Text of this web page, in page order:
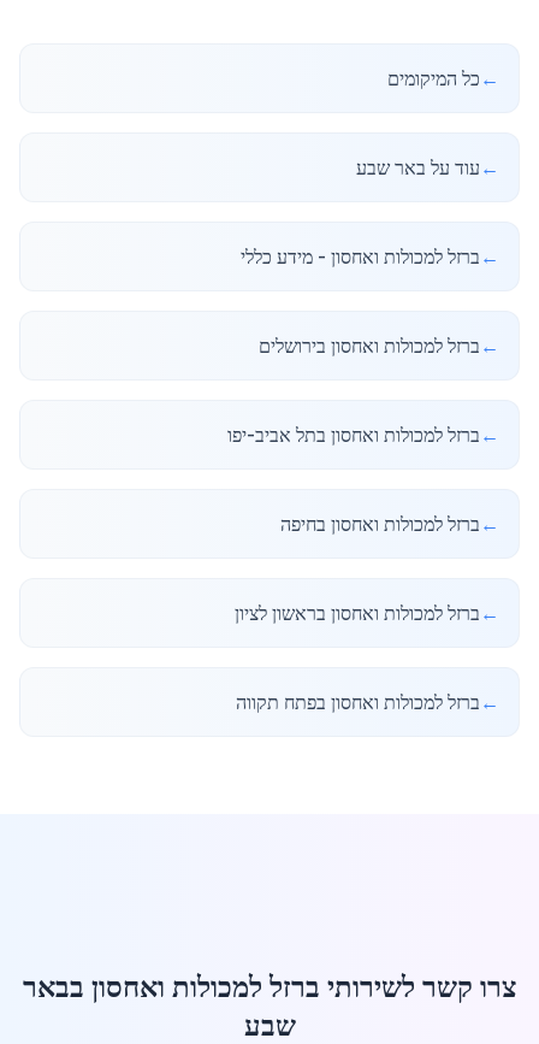
← כל המיקומים
← עוד על באר שבע
← ברזל למכולות ואחסון - מידע כללי
← ברזל למכולות ואחסון בירושלים
← ברזל למכולות ואחסון בתל אביב-יפו
← ברזל למכולות ואחסון בחיפה
← ברזל למכולות ואחסון בראשון לציון
← ברזל למכולות ואחסון בפתח תקווה
צרו קשר לשירותי ברזל למכולות ואחסון בבאר
שבע